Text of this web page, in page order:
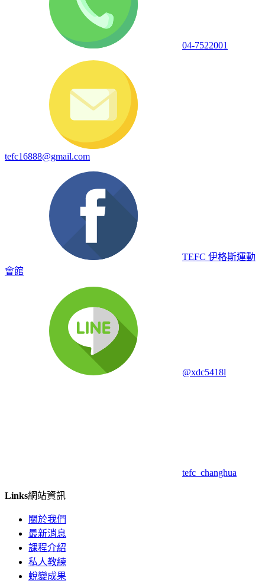
04-7522001
tefc16888@gmail.com
TEFC 伊格斯運動
會館
@xdc5418l
tefc_changhua
Links網站資訊
關於我們
最新消息
課程介紹
私人教練
蛻變成果